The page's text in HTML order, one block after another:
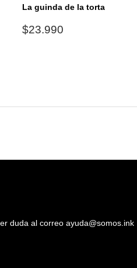
La guinda de la torta
Precio
$23.990
duda al correo ayuda@somos.ink